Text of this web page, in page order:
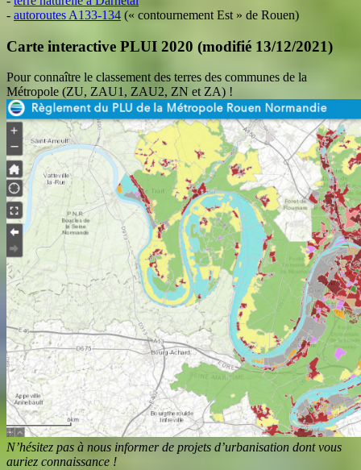
- autoroutes A133-134 (« contournement Est » de Rouen)
Carte interactive PLUI 2020 (modifié 13/12/2021)
Pour connaître le classement des terres des communes de la
Métropole (ZU, ZAU1, ZAU2, ZN et ZA) !
N’hésitez pas à nous informer de projets d’urbanisation dont vous
auriez connaissance !